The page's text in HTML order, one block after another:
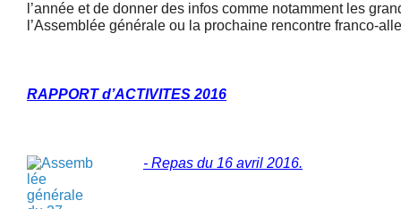
l’année et de donner des infos comme notamment les
l’Assemblée générale ou la prochaine rencontre franco-
RAPPORT d’ACTIVITES 2016
- Repas du 16 avril 2016.